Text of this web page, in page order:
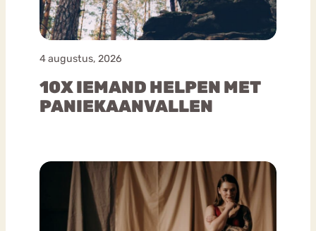
4 augustus, 2026
10X IEMAND HELPEN MET
PANIEKAANVALLEN